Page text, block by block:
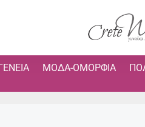
ΜΌΔΑ-ΟΜΟΡΦΙΆ